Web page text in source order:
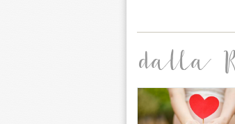
dalla